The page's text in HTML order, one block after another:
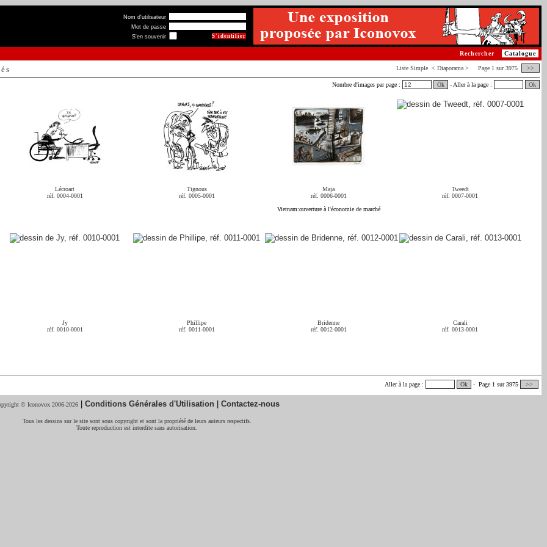
Nom d'utilisateur
Mot de passe
S'en souvenir
Catalogue
Rechercher
Liste Simple < Diaporama > Page 1 sur 3975 >>
Nombre d'images par page : Ok - Aller à la page : Ok
Lécroart
réf. 0004-0001
Tignous
réf. 0005-0001
Maja
réf. 0006-0001
Vietnam:ouverture à l'économie de marché
Tweedt
réf. 0007-0001
Jy
réf. 0010-0001
Phillipe
réf. 0011-0001
Bridenne
réf. 0012-0001
Carali
réf. 0013-0001
Aller à la page : Ok - Page 1 sur 3975 >>
© Iconovox 2006-2026 | Conditions Générales d'Utilisation | Contactez-nous
Tous les dessins sur le site sont sous copyright et sont la propriété de leurs auteurs respectifs.
Toute reproduction est interdite sans autorisation.